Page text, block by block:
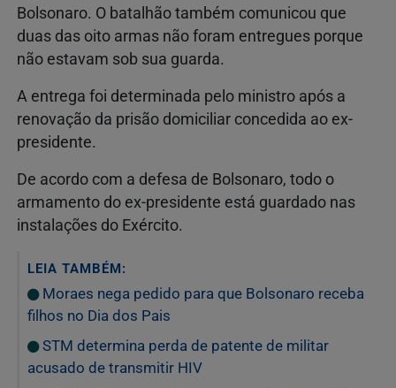
Bolsonaro. O batalhão também comunicou que
duas das oito armas não foram entregues porque
não estavam sob sua guarda.
A entrega foi determinada pelo ministro após a
renovação da prisão domiciliar concedida ao ex-
presidente.
De acordo com a defesa de Bolsonaro, todo o
armamento do ex-presidente está guardado nas
instalações do Exército.
LEIA TAMBÉM:
Moraes nega pedido para que Bolsonaro receba
filhos no Dia dos Pais
STM determina perda de patente de militar
acusado de transmitir HIV